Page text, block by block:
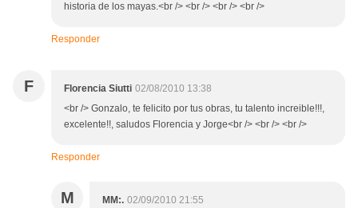
historia de los mayas.<br /> <br /> <br /> <br />
Responder
F Florencia Siutti 02/08/2010 13:38
<br /> Gonzalo, te felicito por tus obras, tu talento increible!!!,
excelente!!, saludos Florencia y Jorge<br /> <br /> <br />
Responder
M MM:. 02/09/2010 21:55